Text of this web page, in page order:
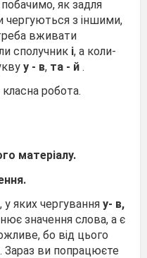
як задля
чергуються з іншими,
вживати
сполучник і, а коли-
у - в, та - й .
робота.
матеріалу.
у яких чергування у- в,
значення слова, а є
бо від цього
Зараз ви попрацюєте